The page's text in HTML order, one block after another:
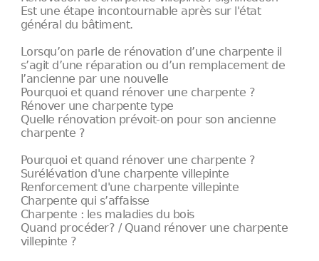
Est une étape incontournable après sur l'état
général du bâtiment.
Lorsqu’on parle de rénovation d’une charpente il
s’agit d’une réparation ou d’un remplacement de
l’ancienne par une nouvelle
Pourquoi et quand rénover une charpente ?
Rénover une charpente type
Quelle rénovation prévoit-on pour son ancienne
charpente ?
Pourquoi et quand rénover une charpente ?
Surélévation d'une charpente villepinte
Renforcement d'une charpente villepinte
Charpente qui s’affaisse
Charpente : les maladies du bois
Quand procéder? / Quand rénover une charpente
villepinte ?